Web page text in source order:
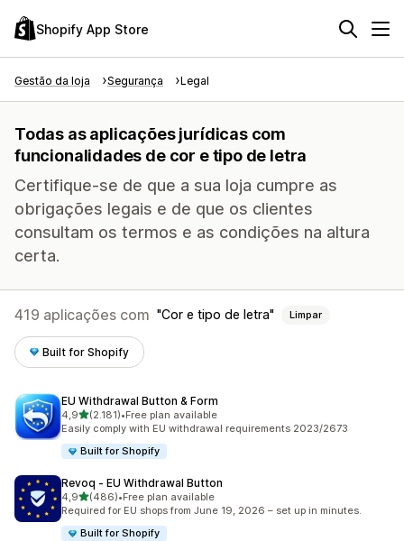
Shopify App Store
Gestão da loja Segurança Legal
Todas as aplicações jurídicas com
funcionalidades de cor e tipo de letra
Certifique-se de que a sua loja cumpre as
obrigações legais e de que os clientes
consultam os termos e as condições na altura
certa.
419 aplicações com Cor e tipo de letra Limpar
Built for Shopify
EU Withdrawal Button & Form
4,9de 5 estrelas
(2.181)
2181 total de avaliações
•Free plan available
Easily comply with EU withdrawal requirements 2023/2673
Built for Shopify
Revoq ‑ EU Withdrawal Button
4,9de 5 estrelas
(486)
486 total de avaliações
•Free plan available
Required for EU shops from June 19, 2026 – set up in minutes.
Built for Shopify